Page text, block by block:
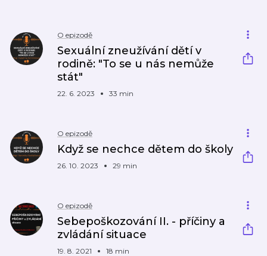
O epizodě
Sexuální zneužívání dětí v
rodině: "To se u nás nemůže
stát"
22. 6. 2023 33 min
O epizodě
Když se nechce dětem do školy
26. 10. 2023 29 min
O epizodě
Sebepoškozování II. - příčiny a
zvládání situace
19. 8. 2021 18 min